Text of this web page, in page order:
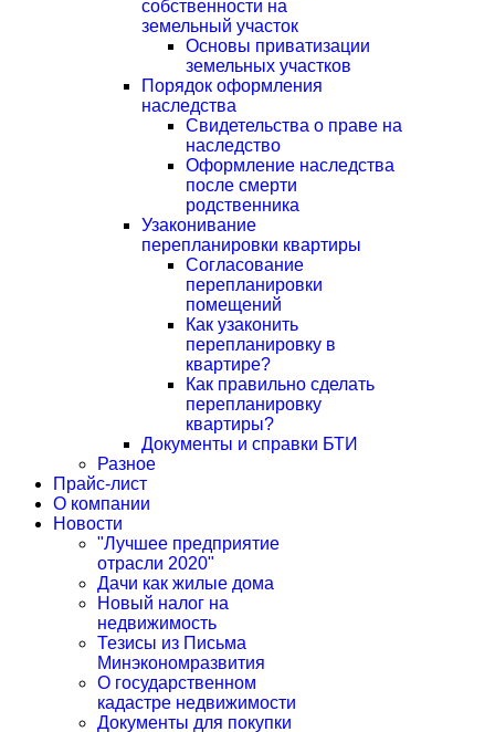
собственности на
земельный участок
Основы приватизации
земельных участков
Порядок оформления
наследства
Cвидетельства о праве на
наследство
Оформление наследства
после смерти
родственника
Узаконивание
перепланировки квартиры
Согласование
перепланировки
помещений
Как узаконить
перепланировку в
квартире?
Как правильно сделать
перепланировку
квартиры?
Документы и справки БТИ
Разное
Прайс-лист
О компании
Новости
"Лучшее предприятие
отрасли 2020"
Дачи как жилые дома
Новый налог на
недвижимость
Тезисы из Письма
Минэкономразвития
О государственном
кадастре недвижимости
Документы для покупки